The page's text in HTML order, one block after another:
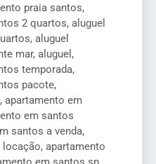
praia santos,
2 quartos, aluguel
aluguel
mar, aluguel,
temporada,
pacote,
apartamento em
em santos
santos a venda,
apartamento